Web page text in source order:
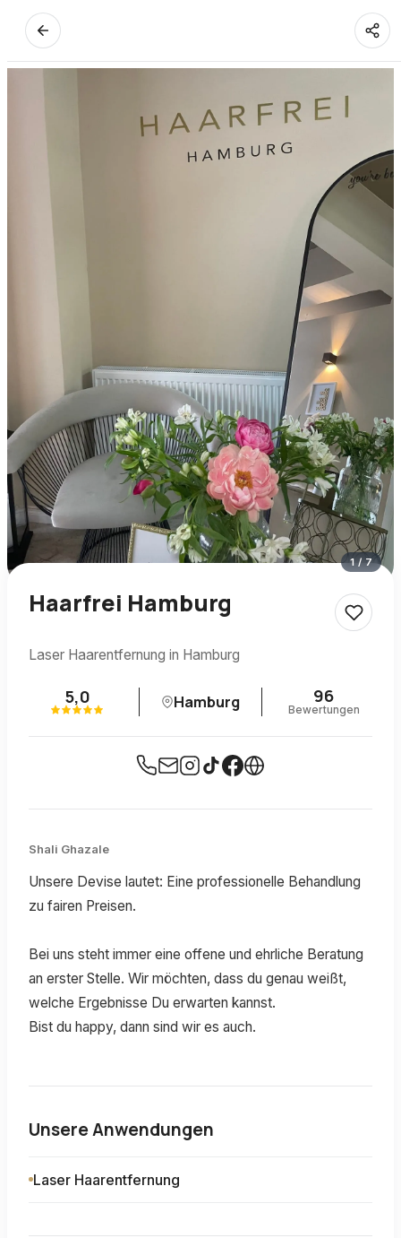
1/7
Haarfrei Hamburg
Laser Haarentfernung in Hamburg
5,0 Hamburg 96
Bewertungen
Shali Ghazale
Unsere Devise lautet: Eine professionelle Behandlung
zu fairen Preisen.
Bei uns steht immer eine offene und ehrliche Beratung
an erster Stelle. Wir möchten, dass du genau weißt,
welche Ergebnisse Du erwarten kannst.
Bist du happy, dann sind wir es auch.
Unsere Anwendungen
Laser Haarentfernung